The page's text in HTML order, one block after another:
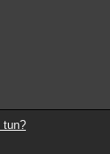
tun?